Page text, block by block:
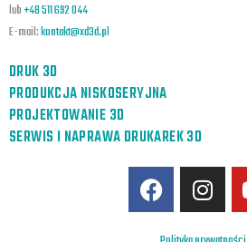
lub+48 511 692 044
E-mail:kontakt@xd3d.pl
DRUK 3D
PRODUKCJA NISKOSERYJNA
PROJEKTOWANIE 3D
SERWIS I NAPRAWA DRUKAREK 3D
F
a
c
I
n
s